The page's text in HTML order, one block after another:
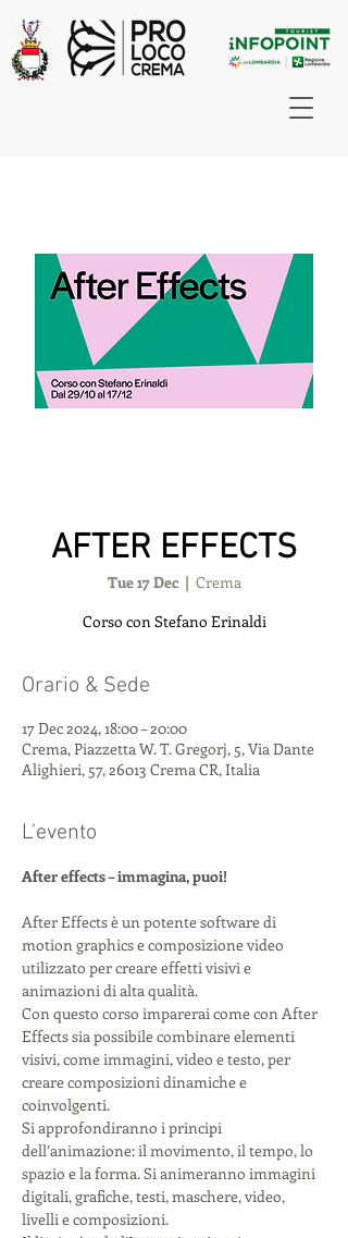
AFTER EFFECTS
Tue 17 Dec
  |
Crema
Corso con Stefano Erinaldi
Orario & Sede
17 Dec 2024, 18:00 – 20:00
Crema, Piazzetta W. T. Gregorj, 5, Via Dante
Alighieri, 57, 26013 Crema CR, Italia
L'evento
After effects – immagina, puoi!
After Effects è un potente software di
motion graphics e composizione video
utilizzato per creare effetti visivi e
animazioni di alta qualità.
Con questo corso imparerai come con After
Effects sia possibile combinare elementi
visivi, come immagini, video e testo, per
creare composizioni dinamiche e
coinvolgenti.
Si approfondiranno i principi
dell’animazione: il movimento, il tempo, lo
spazio e la forma. Si animeranno immagini
digitali, grafiche, testi, maschere, video,
livelli e composizioni.